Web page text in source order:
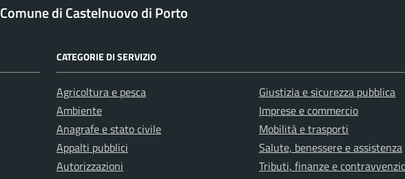
Comune di Castelnuovo di Porto
CATEGORIE DI SERVIZIO
Agricoltura e pesca
Ambiente
Anagrafe e stato civile
Appalti pubblici
Autorizzazioni
Giustizia e sicurezza pubblica
Imprese e commercio
Mobilità e trasporti
Salute, benessere e assistenza
Tributi, finanze e